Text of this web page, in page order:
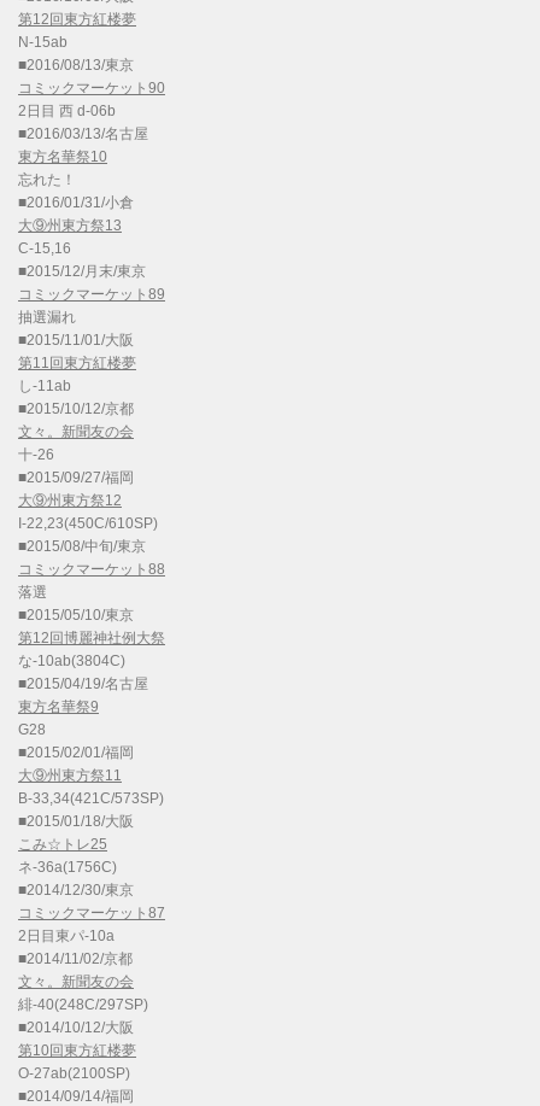
第12回東方紅楼夢
N-15ab
■2016/08/13/東京
コミックマーケット90
2日目 西 d-06b
■2016/03/13/名古屋
東方名華祭10
忘れた！
■2016/01/31/小倉
大⑨州東方祭13
C-15,16
■2015/12/月末/東京
コミックマーケット89
抽選漏れ
■2015/11/01/大阪
第11回東方紅楼夢
し-11ab
■2015/10/12/京都
文々。新聞友の会
十-26
■2015/09/27/福岡
大⑨州東方祭12
I-22,23(450C/610SP)
■2015/08/中旬/東京
コミックマーケット88
落選
■2015/05/10/東京
第12回博麗神社例大祭
な-10ab(3804C)
■2015/04/19/名古屋
東方名華祭9
G28
■2015/02/01/福岡
大⑨州東方祭11
B-33,34(421C/573SP)
■2015/01/18/大阪
こみ☆トレ25
ネ-36a(1756C)
■2014/12/30/東京
コミックマーケット87
2日目東パ-10a
■2014/11/02/京都
文々。新聞友の会
緋-40(248C/297SP)
■2014/10/12/大阪
第10回東方紅楼夢
O-27ab(2100SP)
■2014/09/14/福岡